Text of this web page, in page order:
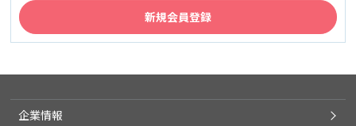
企業情報